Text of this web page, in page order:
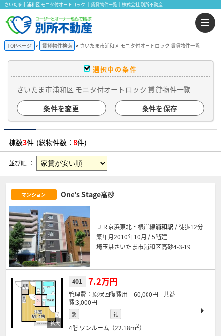
さいたま市浦和区 モニタ付オートロック ｜賃貸物件一覧｜株式会社 別所不動産
TOPページ 賃貸物件検索 さいたま市浦和区 モニタ付オートロック 賃貸物件一覧
選択中の条件
さいたま市浦和区 モニタ付オートロック 賃貸物件一覧
条件を変更
条件を保存
棟数3件 (総物件数： 8件)
並び順 ：
マンション One’s Stage高砂
ＪＲ京浜東北・根岸線浦和駅 / 徒歩12分
築年月2010年10月 / 5階建
埼玉県さいたま市浦和区高砂4-3-19
401 7.2万円
原状回復費用 60,000円
3,000円
敷 礼
4階 ワンルーム（22.18ｍ2）